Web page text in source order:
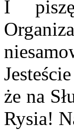
I
że na
Rysia!